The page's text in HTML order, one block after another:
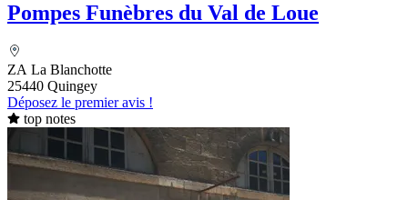
Pompes Funèbres du Val de Loue
ZA La Blanchotte
25440 Quingey
Déposez le premier avis !
top notes